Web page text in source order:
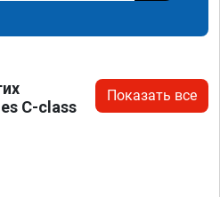
C-class
Показать все